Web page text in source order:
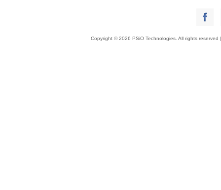
Copyright © 2026 PSiO Technologies. All rights reserved